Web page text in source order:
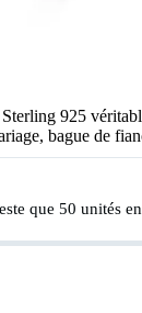
925
bague de
que 50 unités